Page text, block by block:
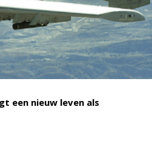
een nieuw leven als